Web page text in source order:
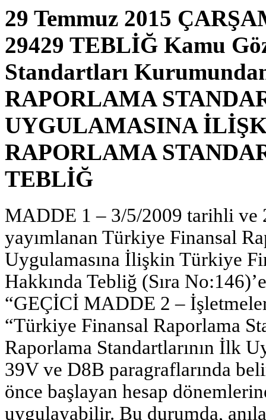
29 Temmuz 2015
29429 TEBLİĞ Kamu
Standartları
RAPORLAMA
UYGULAMASINA
RAPORLAMA
TEBLİĞ
MADDE 1 – 3/5/2009 tarihli ve
yayımlanan Türkiye Finansal
Uygulamasına İlişkin Türkiye
Hakkında Tebliğ (Sıra
“GEÇİCİ MADDE 2 –
“Türkiye Finansal Raporlama
Raporlama Standartlarının İlk
39V ve D8B paragraflarında
önce başlayan hesap
uygulayabilir. Bu durumda,